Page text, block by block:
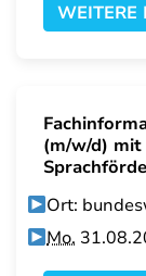
WEITERE
(m/w/d)
Ort:
Mo.